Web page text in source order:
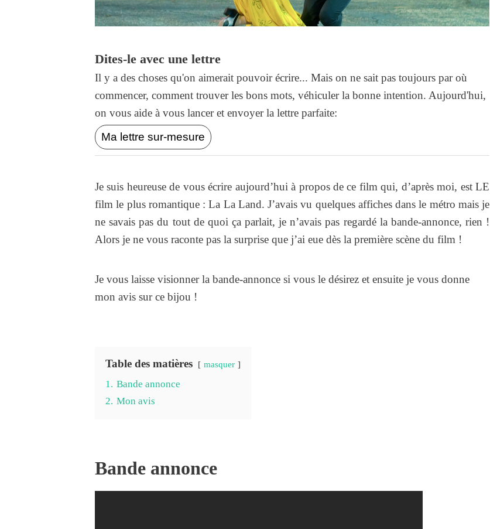
Dites-le avec une lettre
Il y a des choses qu'on aimerait pouvoir écrire... Mais on ne sait pas toujours par où
commencer, comment trouver les bons mots, véhiculer la bonne intention. Aujourd'hui,
on vous aide à vous lancer et envoyer la lettre parfaite:
Ma lettre sur-mesure
Je suis heureuse de vous écrire aujourd’hui à propos de ce film qui, d’après moi, est LE
film le plus romantique : La La Land. J’avais vu quelques affiches dans le métro mais je
ne savais pas du tout de quoi ça parlait, je n’avais pas regardé la bande-annonce, rien !
Alors je ne vous raconte pas la surprise que j’ai eue dès la première scène du film !
Je vous laisse visionner la bande-annonce si vous le désirez et ensuite je vous donne
mon avis sur ce bijou !
Table des matières masquer
1. Bande annonce
2. Mon avis
Bande annonce